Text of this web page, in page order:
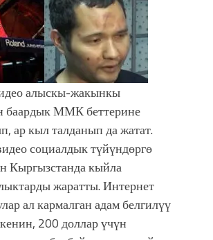
алыскы-жакынкы
баардык ММК беттерине
ар кыл талданып да жатат.
социалдык түйүндөргө
Кыргызстанда кыйла
жаратты. Интернет
ал кармалган адам белгилүү
200 доллар үчүн